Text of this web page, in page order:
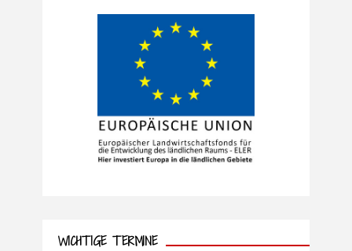
WICHTIGE TERMINE